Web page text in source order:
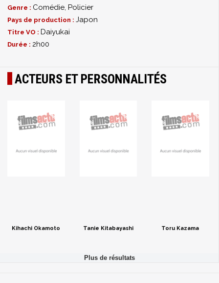
Genre : Comédie, Policier
Pays de production : Japon
Titre VO : Daiyukai
Durée : 2h00
ACTEURS ET PERSONNALITÉS
Kihachi Okamoto Tanie Kitabayashi Toru Kazama